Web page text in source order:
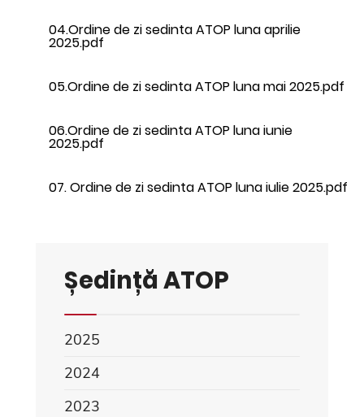
04.Ordine de zi sedinta ATOP luna aprilie
2025.pdf
05.Ordine de zi sedinta ATOP luna mai 2025.pdf
06.Ordine de zi sedinta ATOP luna iunie
2025.pdf
07. Ordine de zi sedinta ATOP luna iulie 2025.pdf
Ședință ATOP
2025
2024
2023